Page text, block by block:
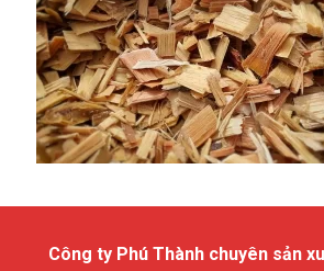
Công ty Phú Thành chuyên sản